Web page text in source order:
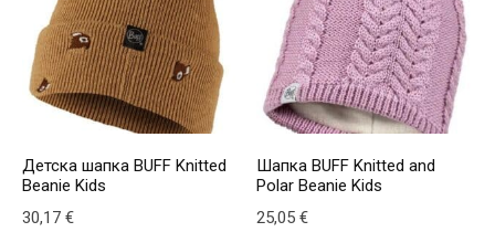
Детска шапка BUFF Knitted
Beanie Kids
30,17 €
Шапка BUFF Knitted and
Polar Beanie Kids
25,05€